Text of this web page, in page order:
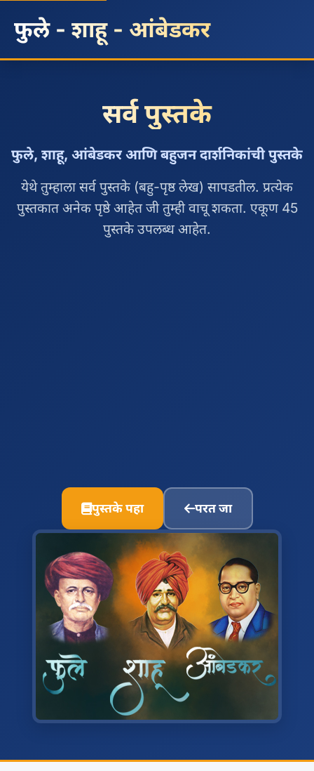
फुले - शाहू - आंबेडकर
सर्व पुस्तके
फुले, शाहू, आंबेडकर आणि बहुजन दार्शनिकांची पुस्तके
येथे तुम्हाला सर्व पुस्तके (बहु-पृष्ठ लेख) सापडतील. प्रत्येक
पुस्तकात अनेक पृष्ठे आहेत जी तुम्ही वाचू शकता. एकूण 45
पुस्तके उपलब्ध आहेत.
पुस्तके पहा परत जा